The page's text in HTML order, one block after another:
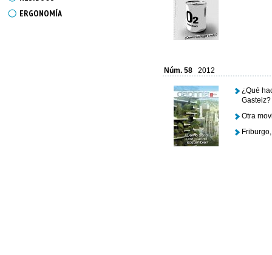
ERGONOMÍA
Núm. 582012
¿Qué
Gasteiz?
Otra